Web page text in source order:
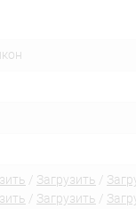
/ Загрузить /
/ Загрузить /